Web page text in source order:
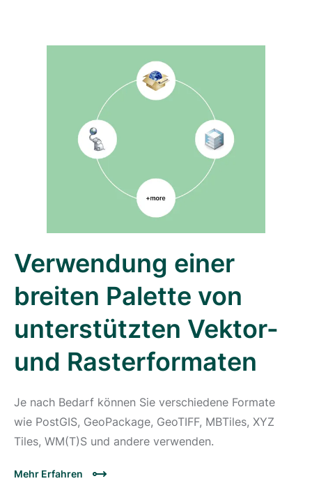
Verwendung einer
breiten Palette von
unterstützten Vektor-
und Rasterformaten
Je nach Bedarf können Sie verschiedene Formate
wie PostGIS, GeoPackage, GeoTIFF, MBTiles, XYZ
Tiles, WM(T)S und andere verwenden.
Mehr Erfahren